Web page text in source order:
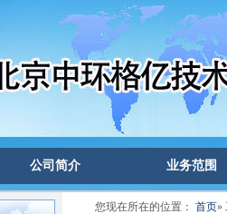
公司简介 业务范围
您现在所在的位置： 首页»